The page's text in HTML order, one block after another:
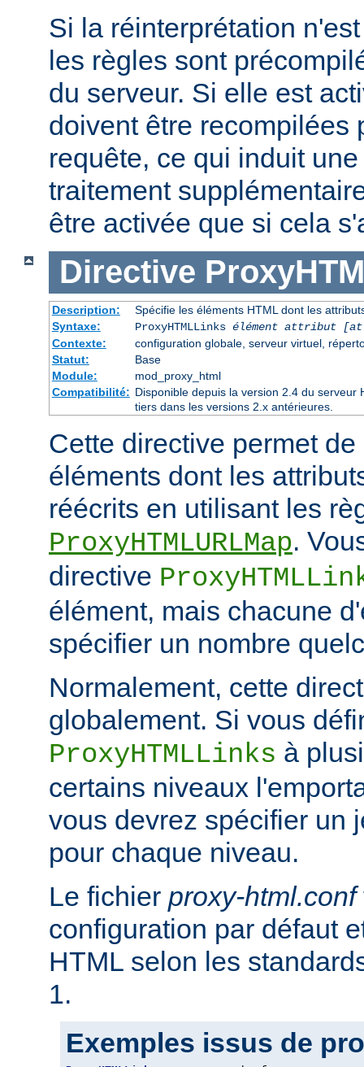
Si la réinterprétation
les règles sont
du serveur. Si elle est
doivent être recompilées
requête, ce qui induit
traitement
être activée que si cela
Directive
Description:
Spécifie les éléments HTML dont les
Syntaxe:
ProxyHTMLLinks élément attribut
Contexte:
configuration globale, serveur virtuel,
Statut:
Base
Module:
mod_proxy_html
Compatibilité: Disponible depuis la version 2.4 du serveur
tiers dans les versions 2.x antérieures.
Cette directive permet
éléments dont les
réécrits en utilisant les
ProxyHTMLURLMap.
directive
élément, mais chacune
spécifier un nombre
Normalement, cette
globalement. Si vous
ProxyHTMLLinks à
certains niveaux
vous devrez spécifier un
pour chaque niveau.
Le fichier proxy-html.conf
configuration par défaut
HTML selon les
1.
Exemples issus de